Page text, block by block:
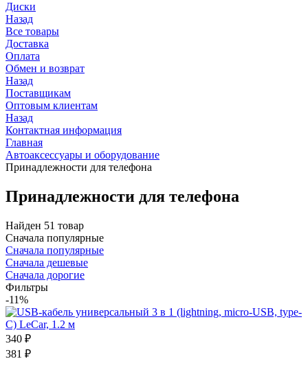
Диски
Назад
Все товары
Доставка
Оплата
Обмен и возврат
Назад
Поставщикам
Оптовым клиентам
Назад
Контактная информация
Главная
Автоаксессуары и оборудование
Принадлежности для телефона
Принадлежности для телефона
Найден 51 товар
Сначала популярные
Сначала популярные
Сначала дешевые
Сначала дорогие
Фильтры
-11%
340 ₽
381 ₽